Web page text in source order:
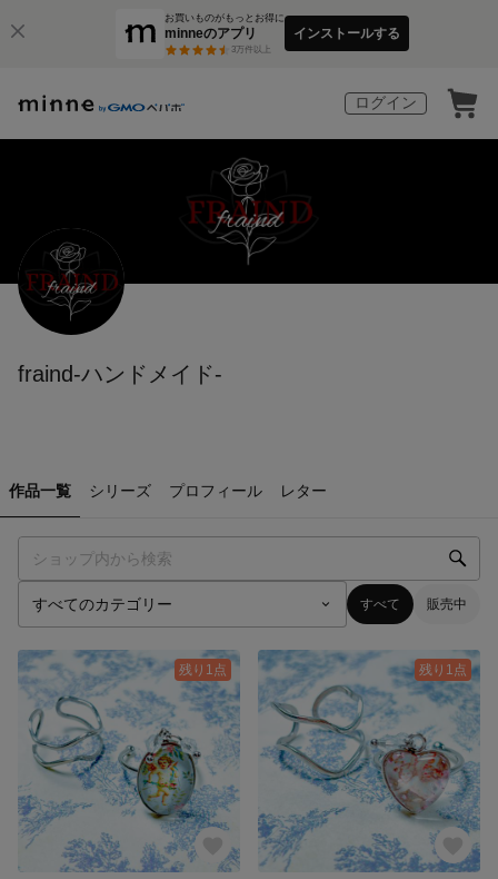
お買いものがもっとお得に
minneのアプリ
3万件以上
インストールする
ログイン
fraind-ハンドメイド-
作品一覧 シリーズ プロフィール レター
すべて 販売中
残り1点 残り1点